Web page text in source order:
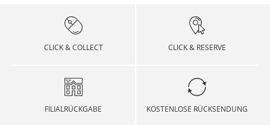
CLICK & COLLECT CLICK & RESERVE
FILIALRÜCKGABE KOSTENLOSE RÜCKSENDUNG